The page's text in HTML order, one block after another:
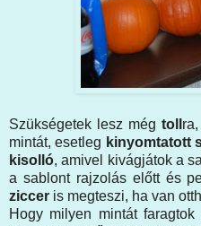
Szükségetek lesz még toll
mintát, esetleg kinyomtatott
kisolló, amivel kivágjátok a
a sablont rajzolás előtt és
ziccer is megteszi, ha van
Hogy milyen mintát